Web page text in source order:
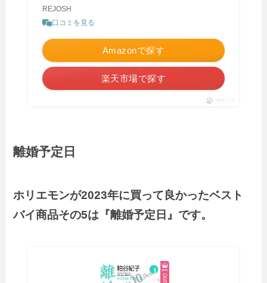
REJOSH
口コミを見る
Amazonで探す
楽天市場で探す
ポチップ
離婚予定日
ホリエモンが2023年に買って良かったベスト
バイ商品その5は『離婚予定日』です。